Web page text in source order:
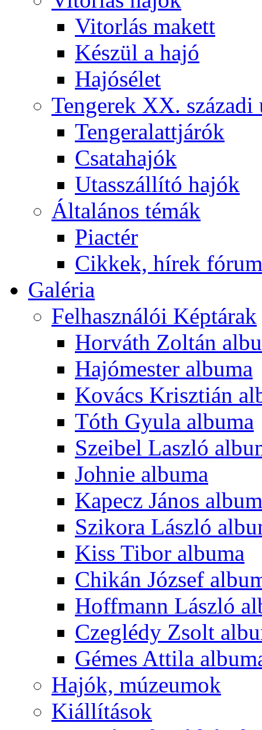
Vitorlás makett
Készül a hajó
Hajósélet
Tengerek XX. századi
Tengeralattjárók
Csatahajók
Utasszállító hajók
Általános témák
Piactér
Cikkek, hírek
Galéria
Felhasználói Képtárak
Horváth Zoltán
Hajómester albuma
Kovács Krisztián
Tóth Gyula albuma
Szeibel Laszló
Johnie albuma
Kapecz János
Szikora László
Kiss Tibor albuma
Chikán József
Hoffmann László
Czeglédy Zsolt
Gémes Attila
Hajók, múzeumok
Kiállítások